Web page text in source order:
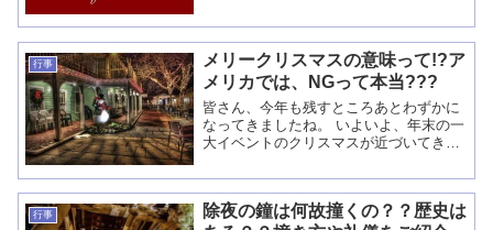
行事
メリークリスマスの意味って!?ア
メリカでは、NGって本当???
皆さん、今年も残すところあとわずかに
なってきましたね。 いよいよ、年末の一
大イベントのクリスマスが近づいてきま
過ごす予定ですか？？ クリスマスパーテ
ィーを計画している人もきっといますよ
ね？？...
行事
除夜の鐘は何故撞くの？？歴史は